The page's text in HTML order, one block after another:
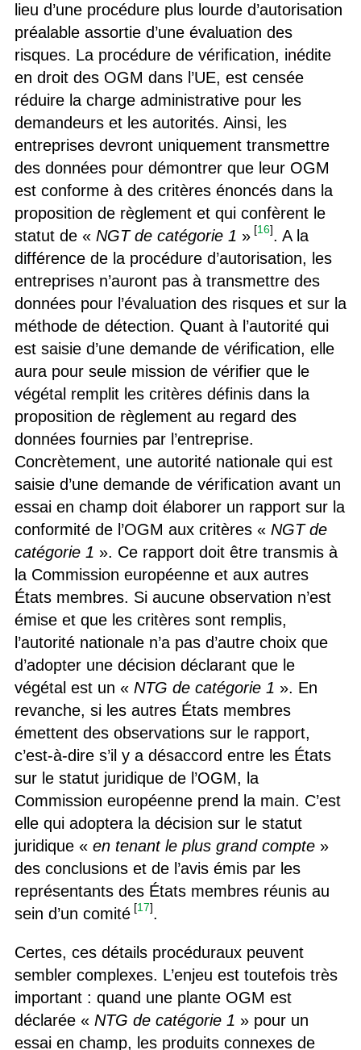
lieu d’une procédure plus lourde d’autorisation
préalable assortie d’une évaluation des
risques. La procédure de vérification, inédite
en droit des OGM dans l’UE, est censée
réduire la charge administrative pour les
demandeurs et les autorités. Ainsi, les
entreprises devront uniquement transmettre
des données pour démontrer que leur OGM
est conforme à des critères énoncés dans la
proposition de règlement et qui confèrent le
statut de « NGT de catégorie 1 » [16]. A la
différence de la procédure d’autorisation, les
entreprises n’auront pas à transmettre des
données pour l’évaluation des risques et sur la
méthode de détection. Quant à l’autorité qui
est saisie d’une demande de vérification, elle
aura pour seule mission de vérifier que le
végétal remplit les critères définis dans la
proposition de règlement au regard des
données fournies par l’entreprise.
Concrètement, une autorité nationale qui est
saisie d’une demande de vérification avant un
essai en champ doit élaborer un rapport sur la
conformité de l’OGM aux critères « NGT de
catégorie 1 ». Ce rapport doit être transmis à
la Commission européenne et aux autres
États membres. Si aucune observation n’est
émise et que les critères sont remplis,
l’autorité nationale n’a pas d’autre choix que
d’adopter une décision déclarant que le
végétal est un « NTG de catégorie 1 ». En
revanche, si les autres États membres
émettent des observations sur le rapport,
c’est-à-dire s’il y a désaccord entre les États
sur le statut juridique de l’OGM, la
Commission européenne prend la main. C’est
elle qui adoptera la décision sur le statut
juridique « en tenant le plus grand compte»
des conclusions et de l’avis émis par les
représentants des États membres réunis au
sein d’un comité [17].
Certes, ces détails procéduraux peuvent
sembler complexes. L’enjeu est toutefois très
important : quand une plante OGM est
déclarée « NTG de catégorie 1 » pour un
essai en champ, les produits connexes de